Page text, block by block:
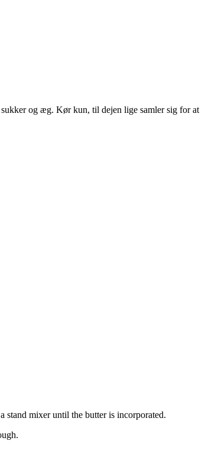
og æg. Kør kun, til dejen lige samler sig for at
mixer until the butter is incorporated.